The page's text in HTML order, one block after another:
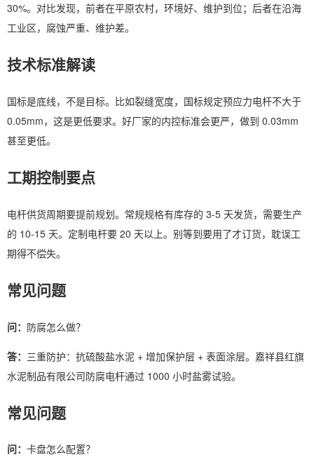
30%。对比发现，前者在平原农村，环境好、维护到位；后者在沿海
工业区，腐蚀严重、维护差。
技术标准解读
国标是底线，不是目标。比如裂缝宽度，国标规定预应力电杆不大于
0.05mm，这是更低要求。好厂家的内控标准会更严，做到 0.03mm
甚至更低。
工期控制要点
电杆供货周期要提前规划。常规规格有库存的 3-5 天发货，需要生产
的 10-15 天。定制电杆要 20 天以上。别等到要用了才订货，耽误工
期得不偿失。
常见问题
问： 防腐怎么做？
答： 三重防护：抗硫酸盐水泥 + 增加保护层 + 表面涂层。嘉祥县红旗
水泥制品有限公司防腐电杆通过 1000 小时盐雾试验。
常见问题
问： 卡盘怎么配置？